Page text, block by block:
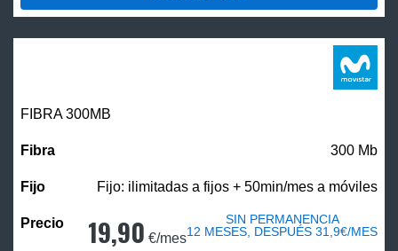
FIBRA 300MB
300 Mb
Fijo: ilimitadas a fijos + 50min/mes a móviles
19,90 €/mes
SIN PERMANENCIA
12 MESES, DESPUÉS 31,9€/MES